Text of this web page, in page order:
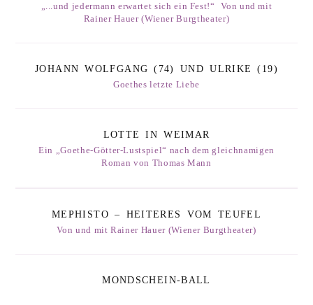
„...und jedermann erwartet sich ein Fest!“ Von und mit
Rainer Hauer (Wiener Burgtheater)
JOHANN WOLFGANG (74) UND ULRIKE (19)
Goethes letzte Liebe
LOTTE IN WEIMAR
Ein „Goethe-Götter-Lustspiel“ nach dem gleichnamigen
Roman von Thomas Mann
MEPHISTO – HEITERES VOM TEUFEL
Von und mit Rainer Hauer (Wiener Burgtheater)
MONDSCHEIN-BALL